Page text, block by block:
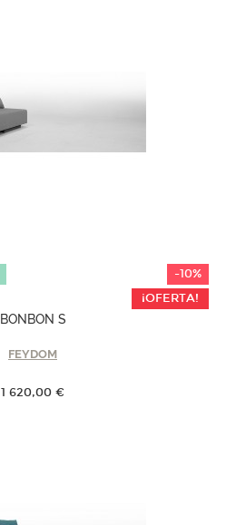
-10%
¡OFERTA!
BONBON S
FEYDOM
1 620,00 €